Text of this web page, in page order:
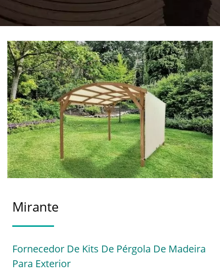
Mirante
Fornecedor De Kits De Pérgola De Madeira
Para Exterior